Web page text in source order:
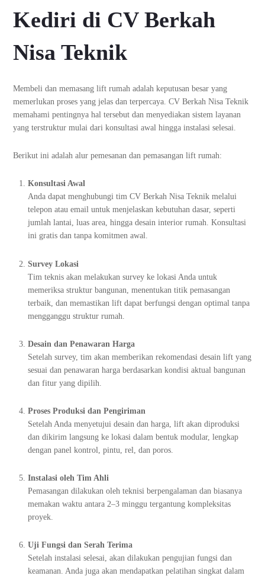
Kediri di CV Berkah
Nisa Teknik
Membeli dan memasang lift rumah adalah keputusan besar yang
memerlukan proses yang jelas dan terpercaya. CV Berkah Nisa Teknik
memahami pentingnya hal tersebut dan menyediakan sistem layanan
yang terstruktur mulai dari konsultasi awal hingga instalasi selesai.
Berikut ini adalah alur pemesanan dan pemasangan lift rumah:
Konsultasi Awal
Anda dapat menghubungi tim CV Berkah Nisa Teknik melalui
telepon atau email untuk menjelaskan kebutuhan dasar, seperti
jumlah lantai, luas area, hingga desain interior rumah. Konsultasi
ini gratis dan tanpa komitmen awal.
Survey Lokasi
Tim teknis akan melakukan survey ke lokasi Anda untuk
memeriksa struktur bangunan, menentukan titik pemasangan
terbaik, dan memastikan lift dapat berfungsi dengan optimal tanpa
mengganggu struktur rumah.
Desain dan Penawaran Harga
Setelah survey, tim akan memberikan rekomendasi desain lift yang
sesuai dan penawaran harga berdasarkan kondisi aktual bangunan
dan fitur yang dipilih.
Proses Produksi dan Pengiriman
Setelah Anda menyetujui desain dan harga, lift akan diproduksi
dan dikirim langsung ke lokasi dalam bentuk modular, lengkap
dengan panel kontrol, pintu, rel, dan poros.
Instalasi oleh Tim Ahli
Pemasangan dilakukan oleh teknisi berpengalaman dan biasanya
memakan waktu antara 2–3 minggu tergantung kompleksitas
proyek.
Uji Fungsi dan Serah Terima
Setelah instalasi selesai, akan dilakukan pengujian fungsi dan
keamanan. Anda juga akan mendapatkan pelatihan singkat dalam